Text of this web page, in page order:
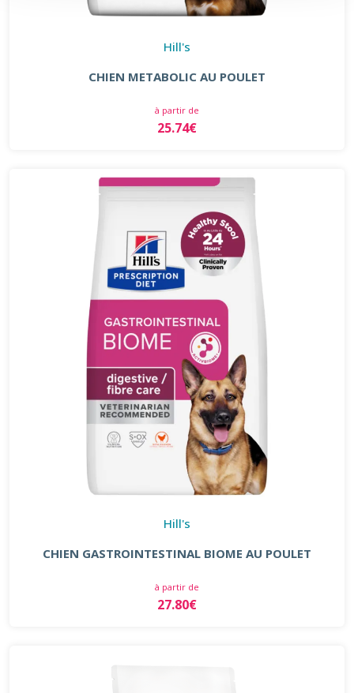
Hill's
CHIEN METABOLIC AU POULET
à partir de
25.74€
Hill's
CHIEN GASTROINTESTINAL BIOME AU POULET
à partir de
27.80€